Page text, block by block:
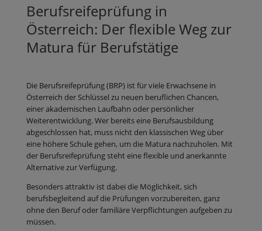
Berufsreifeprüfung in
Österreich: Der flexible Weg zur
Matura für Berufstätige
Die Berufsreifeprüfung (BRP) ist für viele Erwachsene in
Österreich der Schlüssel zu neuen beruflichen Chancen,
einer akademischen Laufbahn oder persönlicher
Weiterentwicklung. Wer bereits eine Berufsausbildung
abgeschlossen hat, muss nicht den klassischen Weg über
eine höhere Schule gehen, um die Matura nachzuholen. Mit
der Berufsreifeprüfung steht eine flexible und anerkannte
Alternative zur Verfügung.
Besonders attraktiv ist dabei die Möglichkeit, sich
berufsbegleitend auf die Prüfungen vorzubereiten, ganz
ohne den Beruf oder familiäre Verpflichtungen aufgeben zu
müssen.